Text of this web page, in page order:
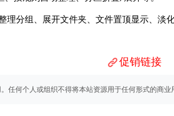
理分组、展开文件夹、文件置顶显示、淡
促销链接
任何个人或组织不得将本站资源用于任何形式的商